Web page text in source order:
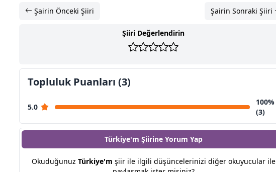
Şairin Önceki Şiiri Şairin Sonraki Şiiri
Şiiri Değerlendirin
Topluluk Puanları (3)
5.0
100%
(3)
Türkiye'm Şiirine Yorum Yap
Okuduğunuz Türkiye'm şiir ile ilgili düşüncelerinizi diğer okuyucular ile